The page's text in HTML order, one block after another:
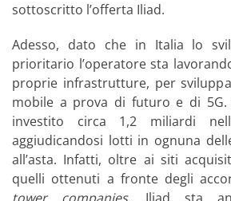
sottoscritto l’offerta Iliad.
Adesso, dato che in Italia lo
prioritario l’operatore sta
proprie infrastrutture, per
mobile a prova di futuro e di
investito circa 1,2 miliardi
aggiudicandosi lotti in ognuna
all’asta. Infatti, oltre ai siti
quelli ottenuti a fronte degli